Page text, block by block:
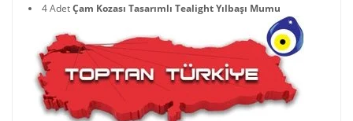
4 AdetÇam Kozası Tasarımlı Tealight Yılbaşı Mumu